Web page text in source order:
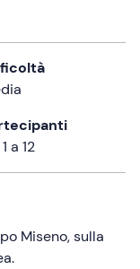
a 12
Miseno, sulla